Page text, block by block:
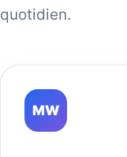
quotidien.
MW